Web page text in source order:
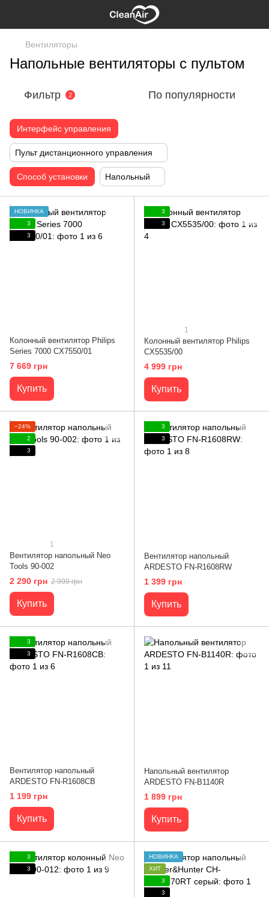
Вентиляторы
Напольные вентиляторы с пультом
Фильтр 2 По популярности
Интерфейс управления
Пульт дистанционного управления
Способ установки Напольный
НОВИНКА
3
3
Колонный вентилятор Philips
Series 7000 CX7550/01
7 669 грн
Купить
3
3
1
Колонный вентилятор Philips
CX5535/00
4 999 грн
Купить
−24%
2
3
1
Вентилятор напольный Neo
Tools 90-002
2 290 грн 2 999 грн
Купить
3
3
Вентилятор напольный
ARDESTO FN-R1608RW
1 399 грн
Купить
3
3
Вентилятор напольный
ARDESTO FN-R1608CB
1 199 грн
Купить
Напольный вентилятор
ARDESTO FN-B1140R
1 899 грн
Купить
3
3
НОВИНКА
ХИТ
3
3